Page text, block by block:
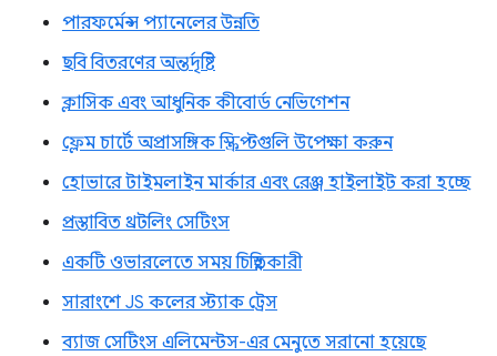
পারফর্মেন্স প্যানেলের উন্নতি
ছবি বিতরণের অন্তর্দৃষ্টি
ক্লাসিক এবং আধুনিক কীবোর্ড নেভিগেশন
ফ্লেম চার্টে অপ্রাসঙ্গিক স্ক্রিপ্টগুলি উপেক্ষা করুন
হোভারে টাইমলাইন মার্কার এবং রেঞ্জ হাইলাইট করা হচ্ছে
প্রস্তাবিত থ্রটলিং সেটিংস
একটি ওভারলেতে সময় চিহ্নিতকারী
সারাংশে JS কলের স্ট্যাক ট্রেস
ব্যাজ সেটিংস এলিমেন্টস-এর মেনুতে সরানো হয়েছে